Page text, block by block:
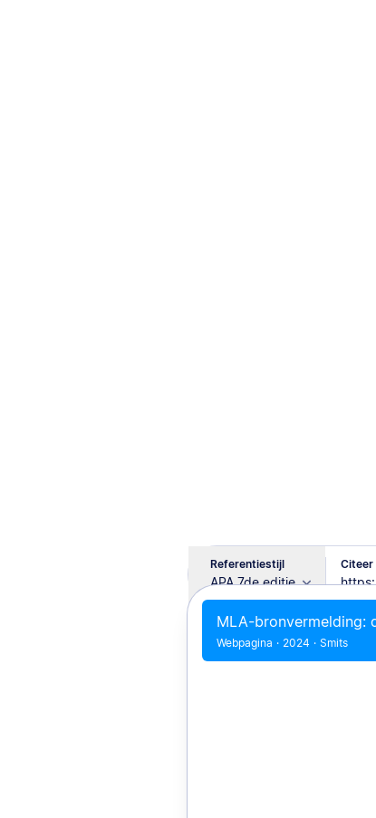
Citeer
Referentiestijl
APA 7de editie
MLA-bronvermelding:
Webpagina · 2024 · Smits